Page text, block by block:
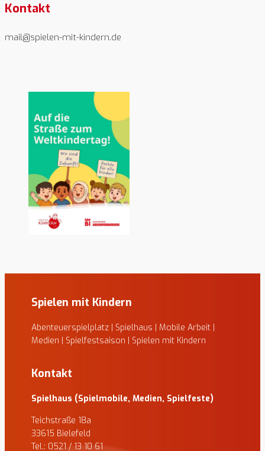
Kontakt
mail@spielen-mit-kindern.de
Spielen mit Kindern
Abenteuerspielplatz | Spielhaus | Mobile Arbeit |
Medien | Spielfestsaison | Spielen mit Kindern
Kontakt
Spielhaus (Spielmobile, Medien, Spielfeste)
Teichstraße 18a
33615 Bielefeld
Tel.: 0521 / 13 10 61